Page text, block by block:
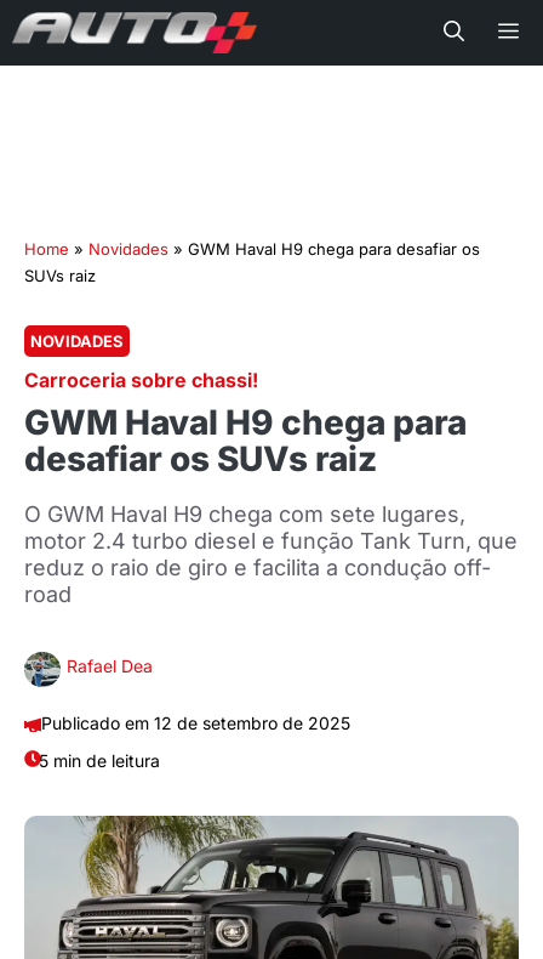
Home » Novidades » GWM Haval H9 chega para desafiar os
SUVs raiz
NOVIDADES
Carroceria sobre chassi!
GWM Haval H9 chega para
desafiar os SUVs raiz
O GWM Haval H9 chega com sete lugares,
motor 2.4 turbo diesel e função Tank Turn, que
reduz o raio de giro e facilita a condução off-
road
Rafael Dea
12 de setembro de 2025
5 min de leitura